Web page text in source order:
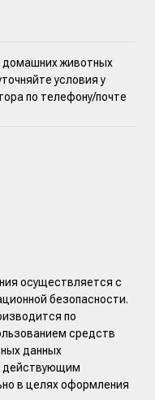
животных
условия у
по телефону/почте
осуществляется с
безопасности.
по
средств
данных
действующим
в целях оформления